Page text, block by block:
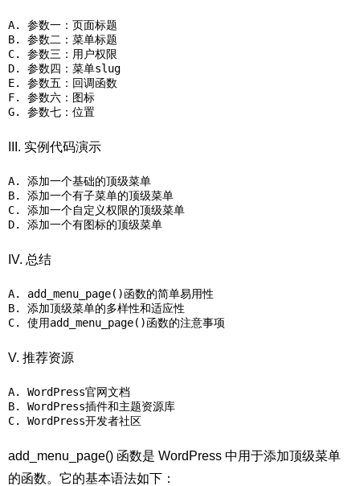
A. 参数一：页面标题
B. 参数二：菜单标题
C. 参数三：用户权限
D. 参数四：菜单slug
E. 参数五：回调函数
F. 参数六：图标
III. 实例代码演示
A. 添加一个基础的顶级菜单
B. 添加一个有子菜单的顶级菜单
C. 添加一个自定义权限的顶级菜单
IV. 总结
A. add_menu_page()函数的简单易用性
B. 添加顶级菜单的多样性和适应性
V. 推荐资源
A. WordPress官网文档
B. WordPress插件和主题资源库
C. WordPress开发者社区
add_menu_page() 函数是 WordPress 中用于添加顶级菜单
的函数。它的基本语法如下：